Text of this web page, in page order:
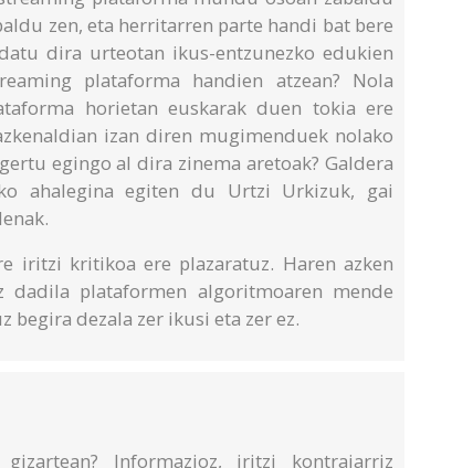
zen, eta herritarren parte handi bat bere
dira urteotan ikus-entzunezko edukien
plataforma handien atzean? Nola
horietan euskarak duen tokia ere
izan diren mugimenduek nolako
egingo al dira zinema aretoak? Galdera
ahalegina egiten du Urtzi Urkizuk, gai
iritzi kritikoa ere plazaratuz. Haren azken
dadila plataformen algoritmoaren mende
begira dezala zer ikusi eta zer ez.
Informazioz, iritzi kontrajarriz